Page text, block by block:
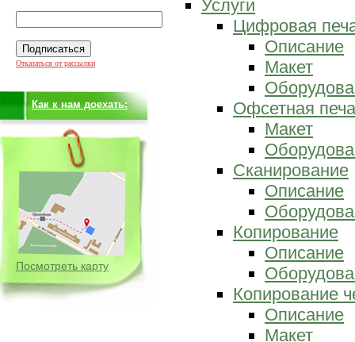
Отказаться от рассылки
Как к нам доехать:
Посмотреть карту
Услуги
Цифровая
Описание
Макет
Офсетная
Макет
Сканирование
Описание
Копирование
Описание
Копирование
Описание
Макет